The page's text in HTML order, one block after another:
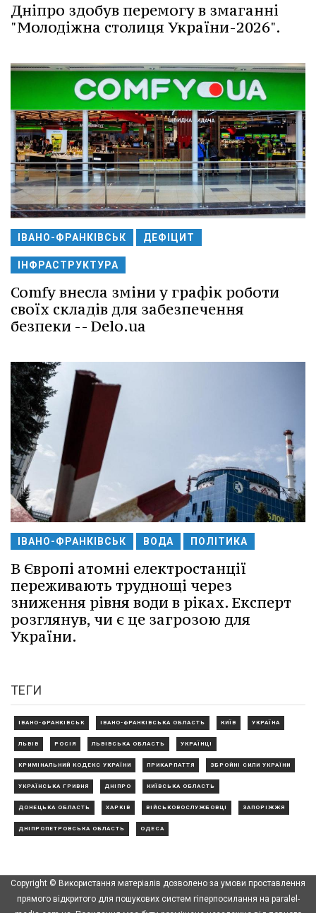
Дніпро здобув перемогу в змаганні
"Молодіжна столиця України-2026".
ІВАНО-ФРАНКІВСЬК ДЕФІЦИТ
ІНФРАСТРУКТУРА
Comfy внесла зміни у графік роботи
своїх складів для забезпечення
безпеки -- Delo.ua
ІВАНО-ФРАНКІВСЬК ВОДА ПОЛІТИКА
В Європі атомні електростанції
переживають труднощі через
зниження рівня води в ріках. Експерт
розглянув, чи є це загрозою для
України.
ТЕГИ
ІВАНО-ФРАНКІВСЬК ІВАНО-ФРАНКІВСЬКА ОБЛАСТЬ КИЇВ УКРАЇНА
ЛЬВІВ РОСІЯ ЛЬВІВСЬКА ОБЛАСТЬ УКРАЇНЦІ
КРИМІНАЛЬНИЙ КОДЕКС УКРАЇНИ ПРИКАРПАТТЯ ЗБРОЙНІ СИЛИ УКРАЇНИ
УКРАЇНСЬКА ГРИВНЯ ДНІПРО КИЇВСЬКА ОБЛАСТЬ
ДОНЕЦЬКА ОБЛАСТЬ ХАРКІВ ВІЙСЬКОВОСЛУЖБОВЦІ ЗАПОРІЖЖЯ
ДНІПРОПЕТРОВСЬКА ОБЛАСТЬ ОДЕСА
Copyright © Використання матеріалів дозволено за умови проставлення
прямого відкритого для пошукових систем гіперпосилання на paralel-